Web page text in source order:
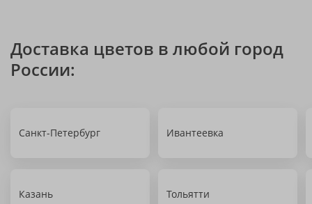
Доставка цветов в любой город
России:
Санкт-Петербург Ивантеевка
Казань Тольятти